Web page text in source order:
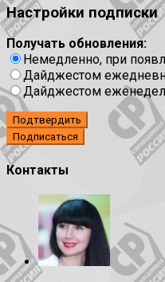
Настройки подписки
Получать обновления:
Немедленно, при
Дайджестом
Дайджестом
Подтвердить
Контакты